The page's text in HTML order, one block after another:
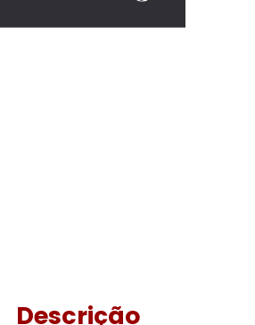
Descrição